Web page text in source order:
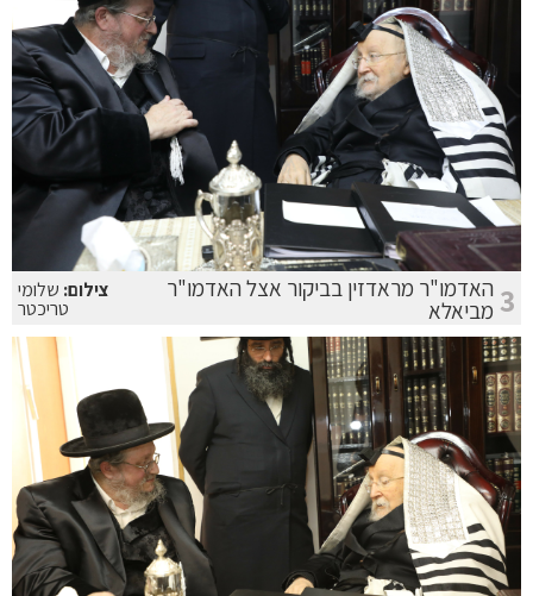
3 האדמו"ר מראדזין בביקור אצל האדמו"ר
מביאלא
צילום: שלומי
טריכטר